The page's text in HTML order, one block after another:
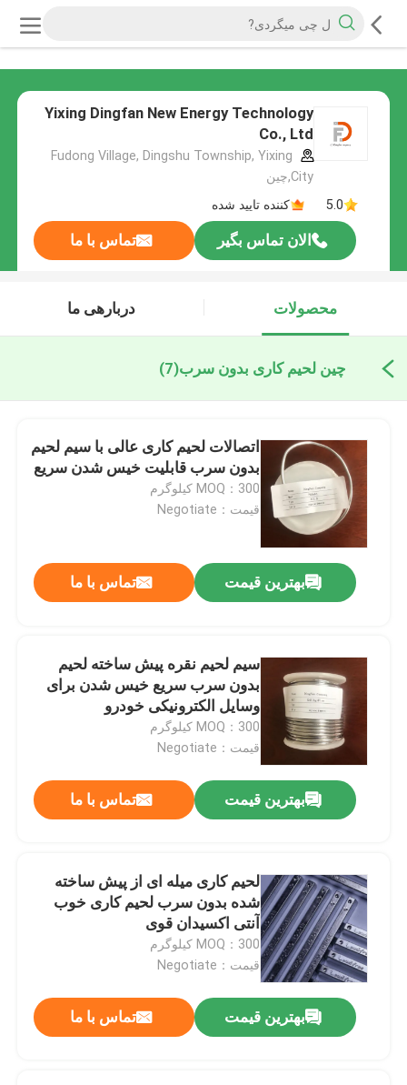
Yixing Dingfan New Energy Technology
Co., Ltd
Fudong Village, Dingshu Township, Yixing
City,چین
5.0
کننده تایید شده
الان تماس بگیر تماس با ما
محصولات دربارهی ما
چین لحیم کاری بدون سرب(7)
اتصالات لحیم کاری عالی با سیم لحیم
بدون سرب قابلیت خیس شدن سریع
MOQ：300 کیلوگرم
قیمت：Negotiate
بهترین قیمت تماس با ما
سیم لحیم نقره پیش ساخته لحیم
بدون سرب سریع خیس شدن برای
وسایل الکترونیکی خودرو
MOQ：300 کیلوگرم
قیمت：Negotiate
بهترین قیمت تماس با ما
لحیم کاری میله ای از پیش ساخته
شده بدون سرب لحیم کاری خوب
آنتی اکسیدان قوی
MOQ：300 کیلوگرم
قیمت：Negotiate
بهترین قیمت تماس با ما